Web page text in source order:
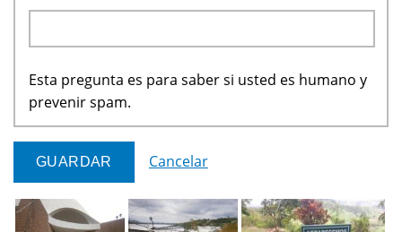
Esta pregunta es para saber si usted es humano y
prevenir spam.
Cancelar